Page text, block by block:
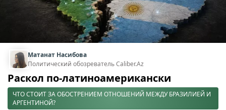
Матанат Насибова
Политический обозреватель Caliber.Az
Раскол по-латиноамерикански
ЧТО СТОИТ ЗА ОБОСТРЕНИЕМ ОТНОШЕНИЙ МЕЖДУ БРАЗИЛИЕЙ И
АРГЕНТИНОЙ?